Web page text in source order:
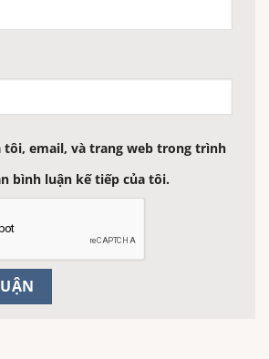
tôi, email, và trang web trong trình
bình luận kế tiếp của tôi.